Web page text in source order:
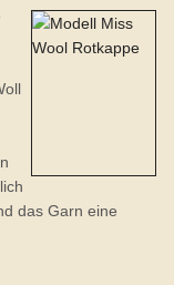
das Garn eine